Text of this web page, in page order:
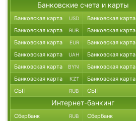
Банковские счета и карты
Банковская карта USD Банковская карта
Банковская карта RUB Банковская карта
Банковская карта EUR Банковская карта
Банковская карта UAH Банковская карта
Банковская карта BYN Банковская карта
Банковская карта KZT Банковская карта
СБП RUB СБП
Интернет-банкинг
Сбербанк RUB Сбербанк